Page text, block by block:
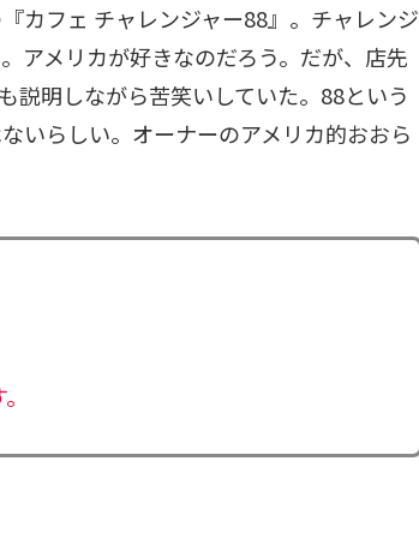
カフェ チャレンジャー88』。チャレンジ
アメリカが好きなのだろう。だが、店先
説明しながら苦笑いしていた。88という
いらしい。オーナーのアメリカ的おおら